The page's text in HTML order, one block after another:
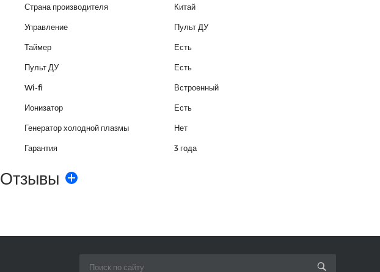
Страна производителя Китай
Управление Пульт ДУ
Таймер Есть
Пульт ДУ Есть
Wi-fi Встроенный
Ионизатор Есть
Генератор холодной плазмы Нет
Гарантия 3 года
Отзывы